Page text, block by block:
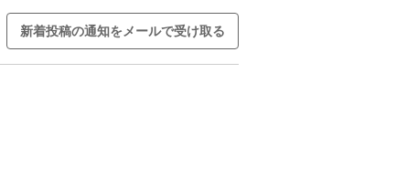
新着投稿の通知をメールで受け取る